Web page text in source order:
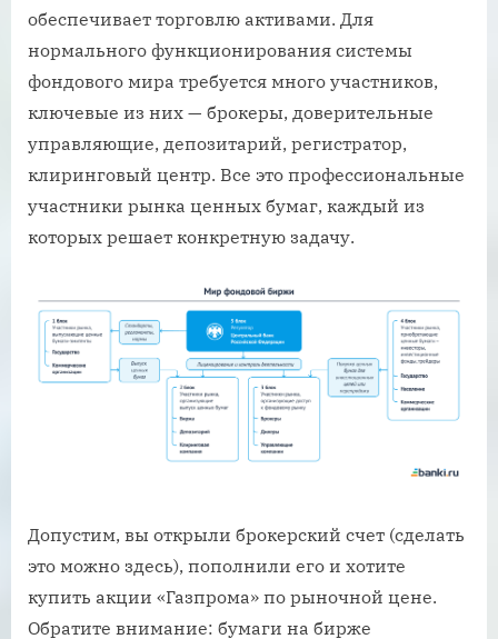
обеспечивает торговлю активами. Для
нормального функционирования системы
фондового мира требуется много участников,
ключевые из них — брокеры, доверительные
управляющие, депозитарий, регистратор,
клиринговый центр. Все это профессиональные
участники рынка ценных бумаг, каждый из
которых решает конкретную задачу.
Допустим, вы открыли брокерский счет (сделать
это можно здесь), пополнили его и хотите
купить акции «Газпрома» по рыночной цене.
Обратите внимание: бумаги на бирже